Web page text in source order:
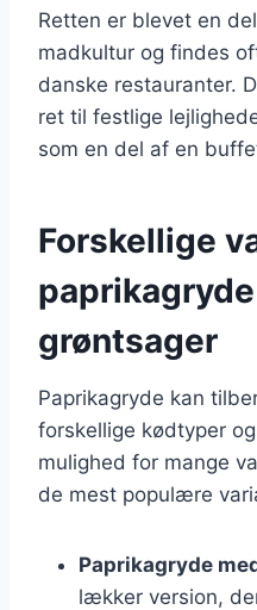
Retten er blevet en
madkultur og findes
danske restauranter.
ret til festlige
som en del af en
Forskellige
grøntsager
Paprikagryde kan
forskellige kødtyper
mulighed for mange
de mest populære
Paprikagryde
lækker version,